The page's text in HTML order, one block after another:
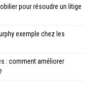
pour résoudre un litige
exemple chez les
: comment améliorer